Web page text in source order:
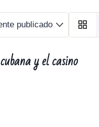
y el casino